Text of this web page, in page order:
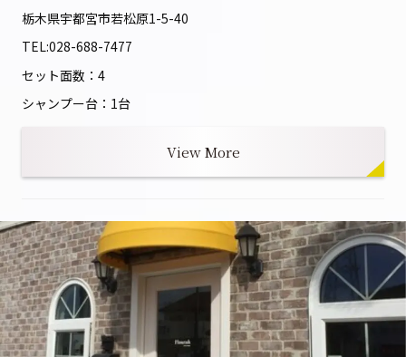
栃木県宇都宮市若松原1-5-40
TEL:028-688-7477
セット面数：4
シャンプー台：1台
View More